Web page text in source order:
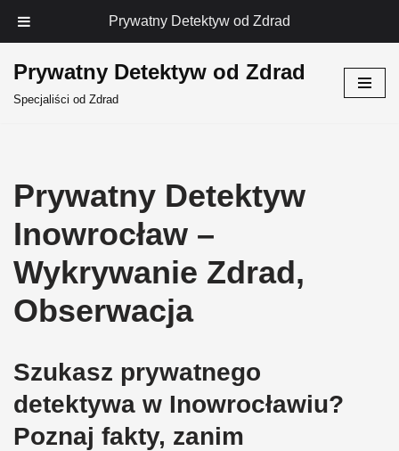
Prywatny Detektyw od Zdrad
Prywatny Detektyw od Zdrad
Specjaliści od Zdrad
Prywatny Detektyw
Inowrocław –
Wykrywanie Zdrad,
Obserwacja
Szukasz prywatnego
detektywa w Inowrocławiu?
Poznaj fakty, zanim